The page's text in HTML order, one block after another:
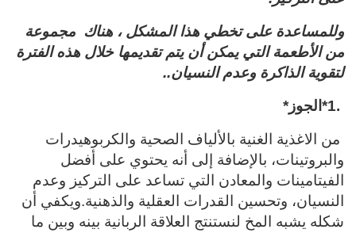
وللمساعدة على تخطي هذا المشكل ، هناك مجموعة
من الأطعمة التي يمكن أن يتم تقديمها خلال هذه الفترة
لتقوية الذاكرة وعدم النسيان..
*1. الجوز*
من الاغذية الغنية بالألياف الصحية والكربوهيدرات
والبروتينات، بالإضافة إلى أنه يحتوي على أفضل
الفيتامينات والمعادن التي تساعد على التركيز وعدم
النسيان، وتحسين القدرات العقلية والذهنية.ويكفي أن
شكله يشبه المخ لنستنتج العلاقة الربانية بينه وبين ما